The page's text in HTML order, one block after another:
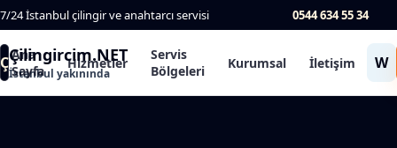
7/24 İstanbul çilingir ve anahtarcı servisi 0544 634 55 34
ÇÇilingircim.NET
İstanbul yakınında
Ana
Sayfa
Hizmetler
Servis
Bölgeleri
Kurumsal İletişim W